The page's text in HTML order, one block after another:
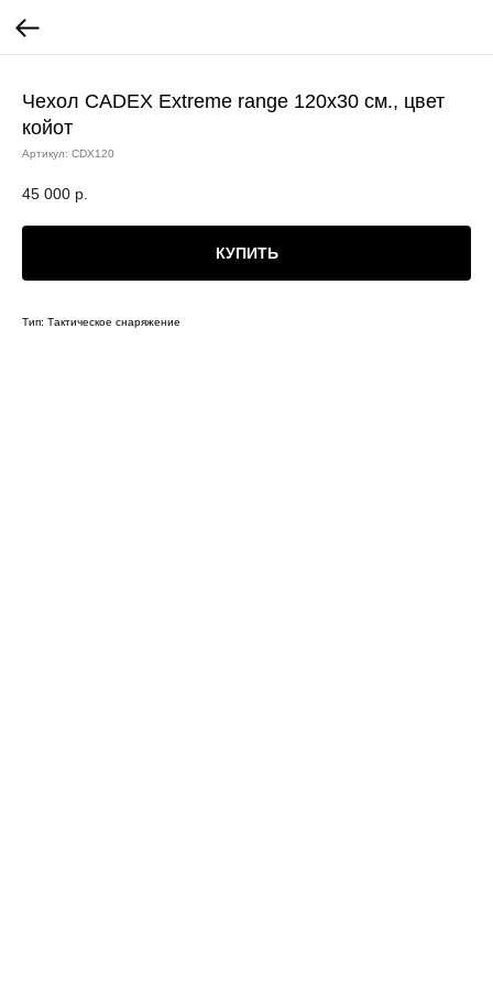
Чехол CADEX Extreme range 120х30 см., цвет
койот
Артикул: CDX120
45 000 р.
КУПИТЬ
Тип: Тактическое снаряжение